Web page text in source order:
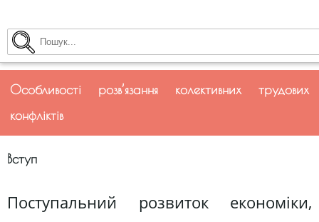
Особливості розв’язання колективних трудових
конфліктів
Вступ
Поступальний розвиток економіки,